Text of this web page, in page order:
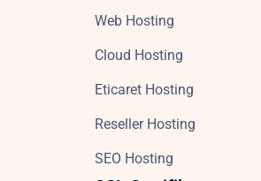
Web Hosting
Cloud Hosting
Eticaret Hosting
Reseller Hosting
SEO Hosting